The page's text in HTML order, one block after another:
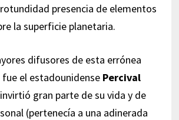
presencia de elementos
la superficie planetaria.
difusores de esta errónea
el estadounidense Percival
gran parte de su vida y de
(pertenecía a una adinerada